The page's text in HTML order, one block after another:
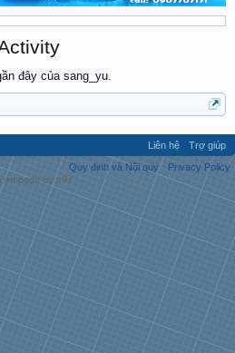
đây của sang_yu.
Liên hệ
Trợ giúp
Quy định và Nội quy
Privacy Policy
embeds by s9e